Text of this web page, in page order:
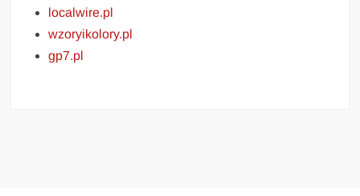
localwire.pl
wzoryikolory.pl
gp7.pl